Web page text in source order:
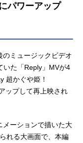
パワーアップ
のミュージックビデオ
いた「Reply」MVが4
超かぐや姫！
ップして再上映され
メーションで描いた大
れる大画面で、本編